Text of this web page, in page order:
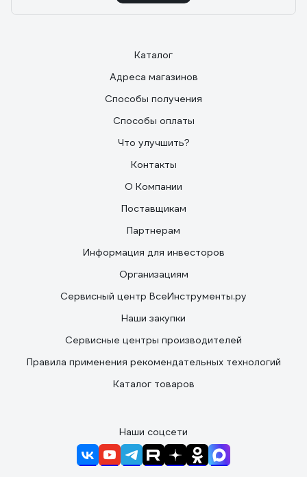
Каталог
Адреса магазинов
Способы получения
Способы оплаты
Что улучшить?
Контакты
О Компании
Поставщикам
Партнерам
Информация для инвесторов
Организациям
Сервисный центр ВсеИнструменты.ру
Наши закупки
Сервисные центры производителей
Правила применения рекомендательных технологий
Каталог товаров
Наши соцсети